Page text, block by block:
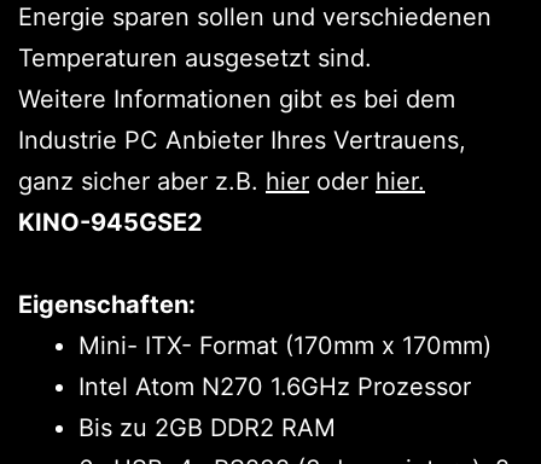
Energie sparen sollen und verschiedenen
Temperaturen ausgesetzt sind.
Weitere Informationen gibt es bei dem
Industrie PC Anbieter Ihres Vertrauens,
ganz sicher aber z.B. hier oder hier.
KINO-945GSE2
Eigenschaften:
Mini- ITX- Format (170mm x 170mm)
Intel Atom N270 1.6GHz Prozessor
Bis zu 2GB DDR2 RAM